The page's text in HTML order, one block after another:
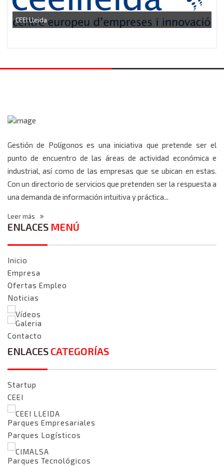
CEEI Lleida
Gestión de Polígonos es una iniciativa que pretende ser el
punto de encuentro de las áreas de actividad económica e
industrial, así como de las empresas que se ubican en estas.
Con un directorio de servicios que pretenden ser la respuesta a
una demanda de información intuitiva y práctica...
Leer más
ENLACES MENÚ
Inicio
Empresa
Ofertas Empleo
Noticias
Vídeos
Galeria
Contacto
ENLACES CATEGORÍAS
Startup
CEEI
CEEI LLEIDA
Parques Empresariales
Parques Logísticos
CIMALSA
Parques Tecnológicos